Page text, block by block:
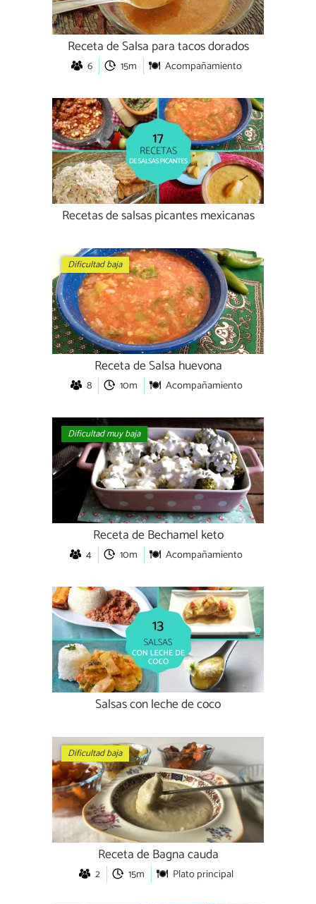
Receta de Salsa para tacos dorados
6 15m Acompañamiento
Recetas de salsas picantes mexicanas
Dificultad baja
Receta de Salsa huevona
8 10m Acompañamiento
Dificultad muy baja
Receta de Bechamel keto
4 10m Acompañamiento
Salsas con leche de coco
Dificultad baja
Receta de Bagna cauda
2 15m Plato principal